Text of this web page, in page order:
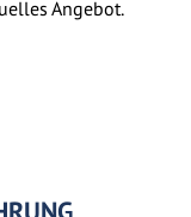
Angebot.